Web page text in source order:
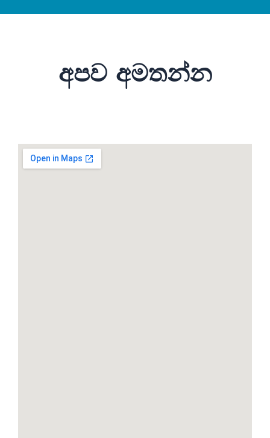
අපව අමතන්න